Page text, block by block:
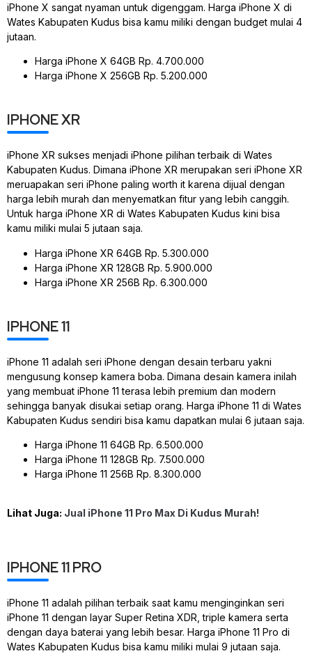
iPhone X sangat nyaman untuk digenggam. Harga iPhone X di
Wates Kabupaten Kudus bisa kamu miliki dengan budget mulai 4
jutaan.
Harga iPhone X 64GB Rp. 4.700.000
Harga iPhone X 256GB Rp. 5.200.000
IPHONE XR
iPhone XR sukses menjadi iPhone pilihan terbaik di Wates
Kabupaten Kudus. Dimana iPhone XR merupakan seri iPhone XR
meruapakan seri iPhone paling worth it karena dijual dengan
harga lebih murah dan menyematkan fitur yang lebih canggih.
Untuk harga iPhone XR di Wates Kabupaten Kudus kini bisa
kamu miliki mulai 5 jutaan saja.
Harga iPhone XR 64GB Rp. 5.300.000
Harga iPhone XR 128GB Rp. 5.900.000
Harga iPhone XR 256B Rp. 6.300.000
IPHONE 11
iPhone 11 adalah seri iPhone dengan desain terbaru yakni
mengusung konsep kamera boba. Dimana desain kamera inilah
yang membuat iPhone 11 terasa lebih premium dan modern
sehingga banyak disukai setiap orang. Harga iPhone 11 di Wates
Kabupaten Kudus sendiri bisa kamu dapatkan mulai 6 jutaan saja.
Harga iPhone 11 64GB Rp. 6.500.000
Harga iPhone 11 128GB Rp. 7.500.000
Harga iPhone 11 256B Rp. 8.300.000
Lihat Juga: Jual iPhone 11 Pro Max Di Kudus Murah!
IPHONE 11 PRO
iPhone 11 adalah pilihan terbaik saat kamu menginginkan seri
iPhone 11 dengan layar Super Retina XDR, triple kamera serta
dengan daya baterai yang lebih besar. Harga iPhone 11 Pro di
Wates Kabupaten Kudus bisa kamu miliki mulai 9 jutaan saja.